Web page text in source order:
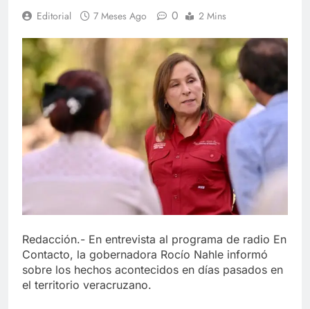
Editorial 7 Meses Ago 0 2 Mins
Redacción.- En entrevista al programa de radio En
Contacto, la gobernadora Rocío Nahle informó
sobre los hechos acontecidos en días pasados en
el territorio veracruzano.